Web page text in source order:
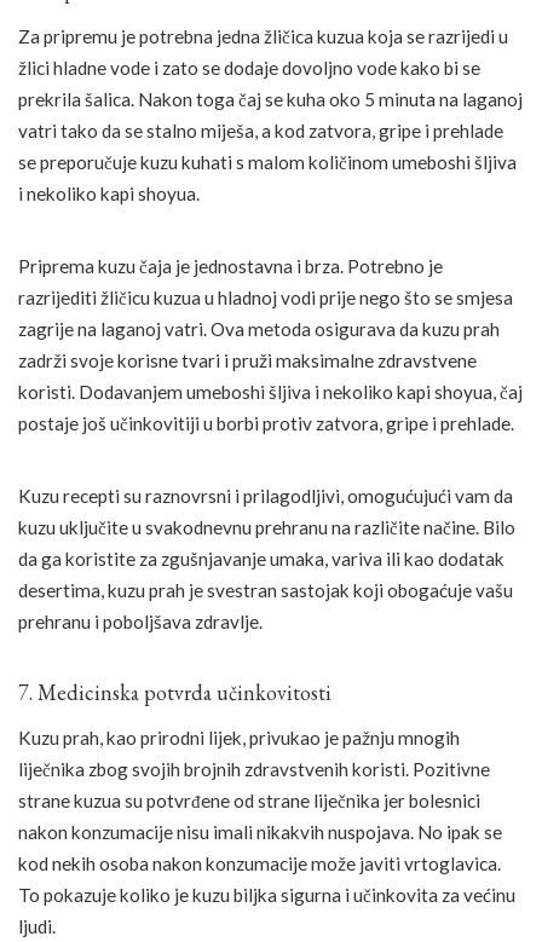
Za pripremu je potrebna jedna žličica kuzua koja se razrijedi u
žlici hladne vode i zato se dodaje dovoljno vode kako bi se
prekrila šalica. Nakon toga čaj se kuha oko 5 minuta na laganoj
vatri tako da se stalno miješa, a kod zatvora, gripe i prehlade
se preporučuje kuzu kuhati s malom količinom umeboshi šljiva
i nekoliko kapi shoyua.
Priprema kuzu čaja je jednostavna i brza. Potrebno je
razrijediti žličicu kuzua u hladnoj vodi prije nego što se smjesa
zagrije na laganoj vatri. Ova metoda osigurava da kuzu prah
zadrži svoje korisne tvari i pruži maksimalne zdravstvene
koristi. Dodavanjem umeboshi šljiva i nekoliko kapi shoyua, čaj
postaje još učinkovitiji u borbi protiv zatvora, gripe i prehlade.
Kuzu recepti su raznovrsni i prilagodljivi, omogućujući vam da
kuzu uključite u svakodnevnu prehranu na različite načine. Bilo
da ga koristite za zgušnjavanje umaka, variva ili kao dodatak
desertima, kuzu prah je svestran sastojak koji obogaćuje vašu
prehranu i poboljšava zdravlje.
7. Medicinska potvrda učinkovitosti
Kuzu prah, kao prirodni lijek, privukao je pažnju mnogih
liječnika zbog svojih brojnih zdravstvenih koristi. Pozitivne
strane kuzua su potvrđene od strane liječnika jer bolesnici
nakon konzumacije nisu imali nikakvih nuspojava. No ipak se
kod nekih osoba nakon konzumacije može javiti vrtoglavica.
To pokazuje koliko je kuzu biljka sigurna i učinkovita za većinu
ljudi.